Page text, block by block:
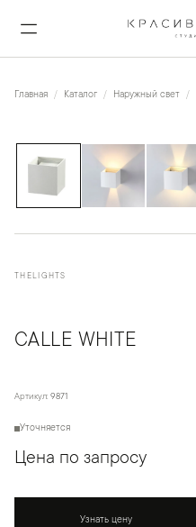
Главная Каталог Наружный свет
THELIGHTS
CALLE WHITE
Артикул: 9871
Уточняется
Цена по запросу
Узнать цену